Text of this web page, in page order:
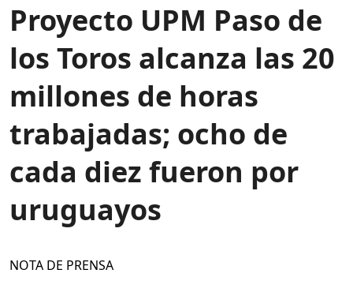
Proyecto UPM Paso de
los Toros alcanza las 20
millones de horas
trabajadas; ocho de
cada diez fueron por
uruguayos
NOTA DE PRENSA